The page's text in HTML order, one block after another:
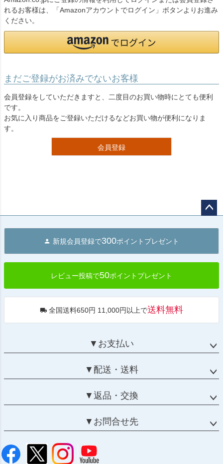
れるお客様は、「Amazonアカウントでログイン」ボタンよりお進み
ください。
まだご登録がお済みでないお客様
会員登録をしていただきますと、二度目のお買い物時にとても便利
です。
お気に入り商品をご登録いただけるなどお買い物が便利になりま
す。
会員登録
へ
新規会員登録で300ポイントプレゼント
レビュー投稿で50ポイントプレゼント
全国送料650円 11,000円以上で送料無料
▼お支払い
▼配送・送料
▼返品・交換
▼お問合せ先